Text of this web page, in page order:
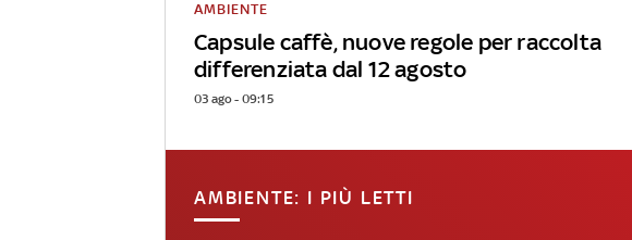
Capsule caffè, nuove regole per raccolta
differenziata dal 12 agosto
AMBIENTE
03 ago - 09:15
AMBIENTE: I PIÙ LETTI